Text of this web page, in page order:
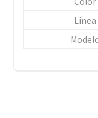
Línea